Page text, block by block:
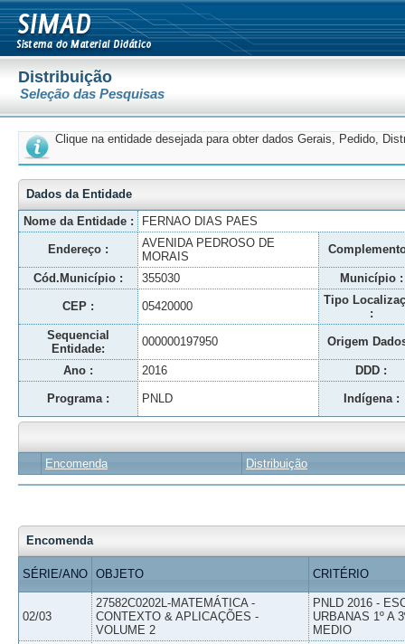
Distribuição
Seleção das Pesquisas
Clique na entidade desejada para obter dados Gerais, Pedido,
Dados da Entidade
Nome da Entidade :
FERNAO DIAS PAES
Endereço :
AVENIDA PEDROSO DE
MORAIS
Cód.Município : 355030 Município :
CEP : 05420000
Tipo
:
Sequencial
Entidade:
000000197950 Origem
Ano : 2016 DDD :
Programa : PNLD Indígena :
Encomenda Distribuição
Encomenda
SÉRIE/ANO OBJETO CRITÉRIO
02/03
27582C0202L-MATEMÁTICA -
CONTEXTO & APLICAÇÕES -
VOLUME 2
PNLD 2016 -
URBANAS 1º A
MEDIO